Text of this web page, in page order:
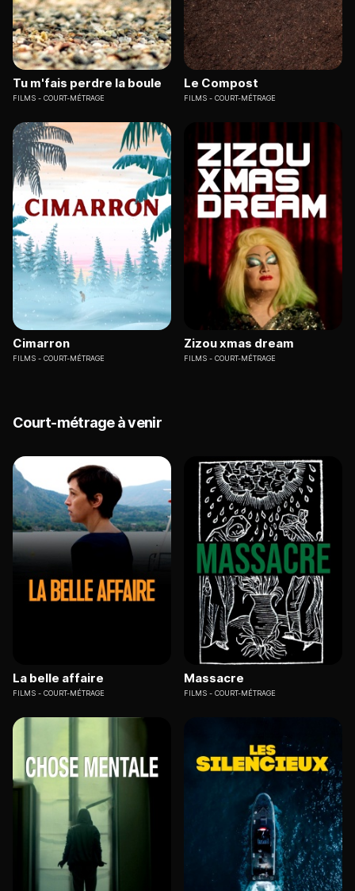
Tu m'fais perdre la boule
FILMS COURT-MÉTRAGE
Le Compost
FILMS COURT-MÉTRAGE
Cimarron
FILMS COURT-MÉTRAGE
Zizou xmas dream
FILMS COURT-MÉTRAGE
Court-métrage à venir
La belle affaire
FILMS COURT-MÉTRAGE
Massacre
FILMS COURT-MÉTRAGE